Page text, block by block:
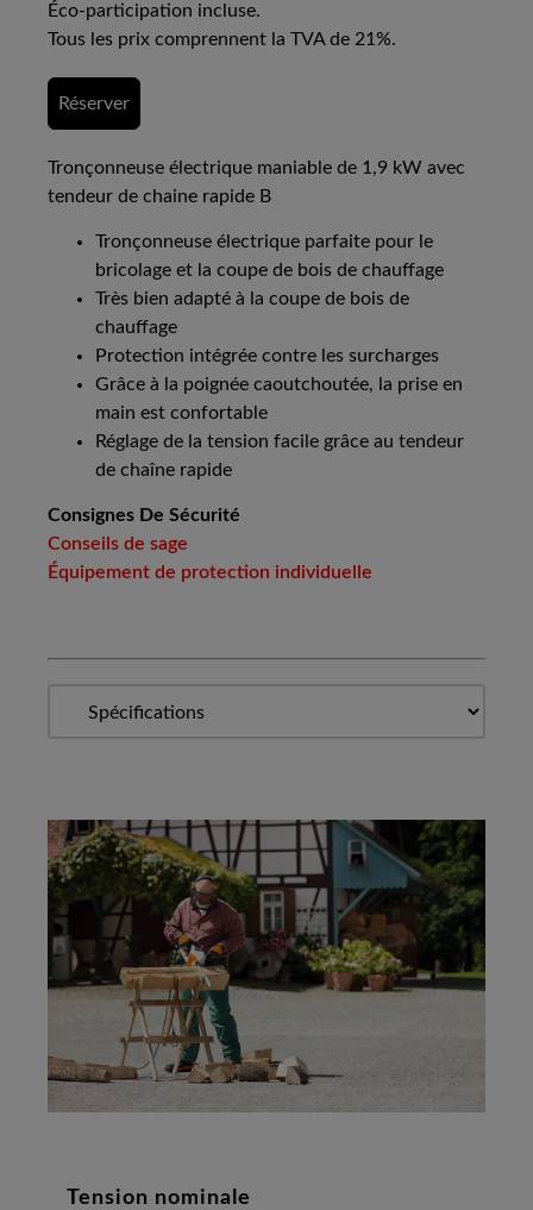
Éco-participation incluse.
Tous les prix comprennent la TVA de 21%.
Réserver
Tronçonneuse électrique maniable de 1,9 kW avec
tendeur de chaine rapide B
Tronçonneuse électrique parfaite pour le
bricolage et la coupe de bois de chauffage
Très bien adapté à la coupe de bois de
chauffage
Protection intégrée contre les surcharges
Grâce à la poignée caoutchoutée, la prise en
main est confortable
Réglage de la tension facile grâce au tendeur
de chaîne rapide
Consignes De Sécurité
Conseils de sage
Équipement de protection individuelle
Tension nominale